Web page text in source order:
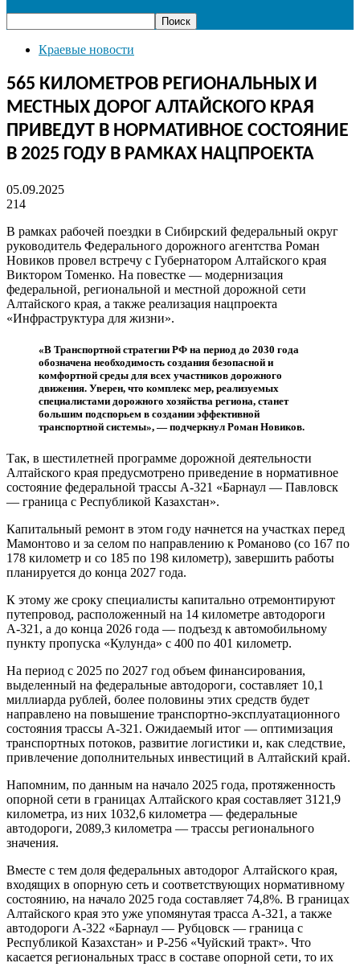
Краевые новости
565 КИЛОМЕТРОВ РЕГИОНАЛЬНЫХ И
МЕСТНЫХ ДОРОГ АЛТАЙСКОГО КРАЯ
ПРИВЕДУТ В НОРМАТИВНОЕ СОСТОЯНИЕ
В 2025 ГОДУ В РАМКАХ НАЦПРОЕКТА
05.09.2025
214
В рамках рабочей поездки в Сибирский федеральный округ
руководитель Федерального дорожного агентства Роман
Новиков провел встречу с Губернатором Алтайского края
Виктором Томенко. На повестке — модернизация
федеральной, региональной и местной дорожной сети
Алтайского края, а также реализация нацпроекта
«Инфраструктура для жизни».
«В Транспортной стратегии РФ на период до 2030 года
обозначена необходимость создания безопасной и
комфортной среды для всех участников дорожного
движения. Уверен, что комплекс мер, реализуемых
специалистами дорожного хозяйства региона, станет
большим подспорьем в создании эффективной
транспортной системы», — подчеркнул Роман Новиков.
Так, в шестилетней программе дорожной деятельности
Алтайского края предусмотрено приведение в нормативное
состояние федеральной трассы А-321 «Барнаул — Павловск
— граница с Республикой Казахстан».
Капитальный ремонт в этом году начнется на участках перед
Мамонтово и за селом по направлению к Романово (со 167 по
178 километр и со 185 по 198 километр), завершить работы
планируется до конца 2027 года.
К этому же сроку специалисты капитально отремонтируют
путепровод, расположенный на 14 километре автодороги
А-321, а до конца 2026 года — подъезд к автомобильному
пункту пропуска «Кулунда» с 400 по 401 километр.
На период с 2025 по 2027 год объем финансирования,
выделенный на федеральные автодороги, составляет 10,1
миллиарда рублей, более половины этих средств будет
направлено на повышение транспортно-эксплуатационного
состояния трассы А-321. Ожидаемый итог — оптимизация
транспортных потоков, развитие логистики и, как следствие,
привлечение дополнительных инвестиций в Алтайский край.
Напомним, по данным на начало 2025 года, протяженность
опорной сети в границах Алтайского края составляет 3121,9
километра, из них 1032,6 километра — федеральные
автодороги, 2089,3 километра — трассы регионального
значения.
Вместе с тем доля федеральных автодорог Алтайского края,
входящих в опорную сеть и соответствующих нормативному
состоянию, на начало 2025 года составляет 74,8%. В границах
Алтайского края это уже упомянутая трасса А-321, а также
автодороги А-322 «Барнаул — Рубцовск — граница с
Республикой Казахстан» и Р-256 «Чуйский тракт». Что
касается региональных трасс в составе опорной сети, то их